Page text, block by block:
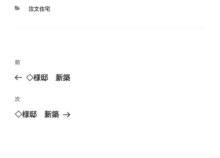
カ
注文住宅
投
ナ
ビ
ゲ
前
の
稿
前
◇様邸 新築
次
の
次
◇様邸 新築